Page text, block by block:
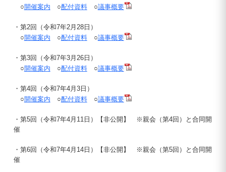
○開催案内 ○配付資料○議事概要
・第2回（令和7年2月28日）
○開催案内 ○配付資料○議事概要
・第3回（令和7年3月26日）
○開催案内 ○配付資料○議事概要
・第4回（令和7年4月3日）
○開催案内 ○配付資料○議事概要
・第5回（令和7年4月11日）【非公開】 ※親会（第4回）と合同開
催
・第6回（令和7年4月14日）【非公開】 ※親会（第5回）と合同開
催